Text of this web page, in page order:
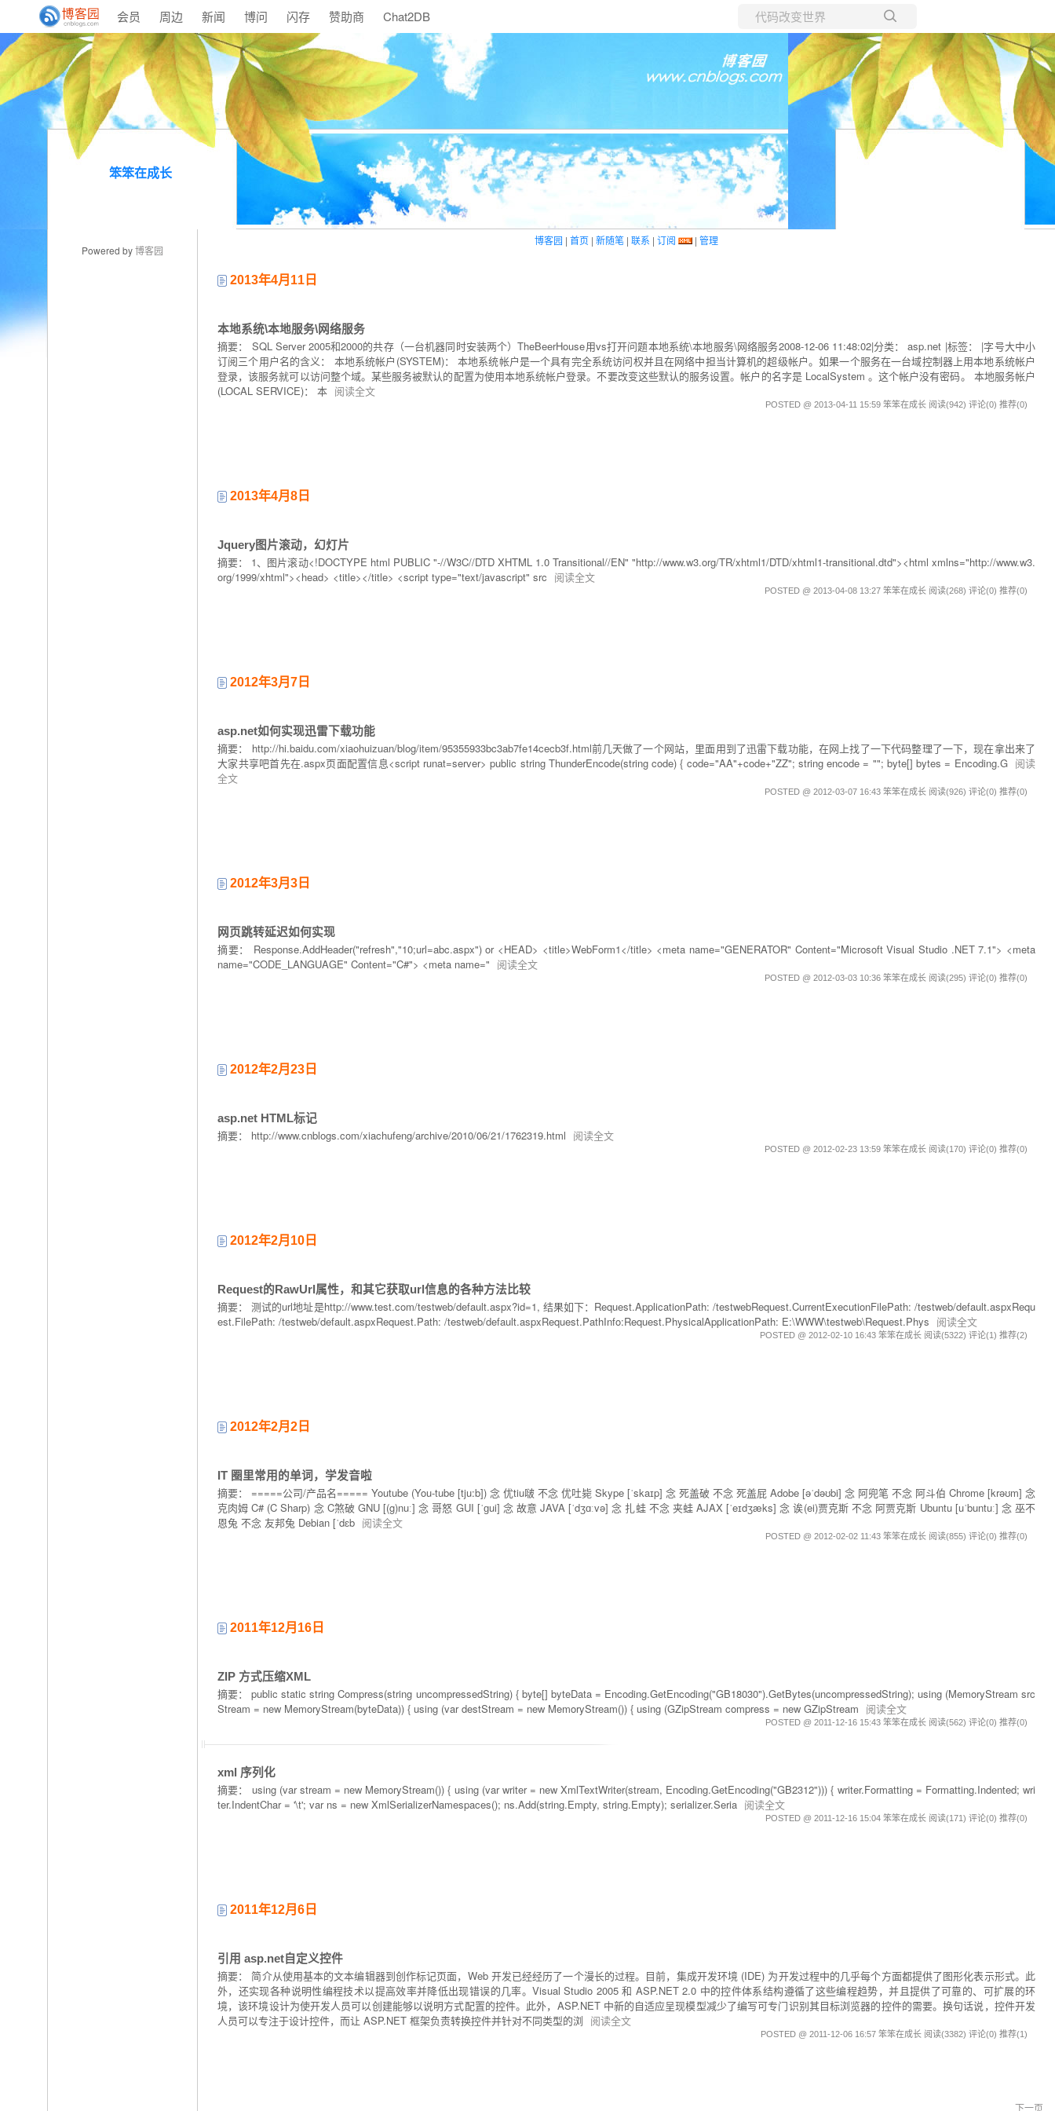
会员 周边 新闻 博问 闪存 赞助商 Chat2DB
所有博客
当前博客
笨笨在成长
Powered by博客园
博客园 | 首页 | 新随笔 | 联系 | 订阅 | 管理
2013年4月11日
本地系统\本地服务\网络服务
摘要： SQL Server 2005和2000的共存（一台机器同时安装两个）TheBeerHouse用vs打开问题本地系统\本地服务\网络服务2008-12-06 11:48:02|分类： asp.net |标签： |字号大中小
订阅三个用户名的含义： 本地系统帐户(SYSTEM)： 本地系统帐户是一个具有完全系统访问权并且在网络中担当计算机的超级帐户。如果一个服务在一台域控制器上用本地系统帐户
登录，该服务就可以访问整个域。某些服务被默认的配置为使用本地系统帐户登录。不要改变这些默认的服务设置。帐户的名字是 LocalSystem 。这个帐户没有密码。 本地服务帐户
(LOCAL SERVICE)： 本 阅读全文
POSTED @ 2013-04-11 15:59 笨笨在成长 阅读(942) 评论(0) 推荐(0)
2013年4月8日
Jquery图片滚动，幻灯片
摘要： 1、图片滚动<!DOCTYPE html PUBLIC "-//W3C//DTD XHTML 1.0 Transitional//EN" "http://www.w3.org/TR/xhtml1/DTD/xhtml1-transitional.dtd"><html xmlns="http://www.w3.
org/1999/xhtml"><head> <title></title> <script type="text/javascript" src 阅读全文
POSTED @ 2013-04-08 13:27 笨笨在成长 阅读(268) 评论(0) 推荐(0)
2012年3月7日
asp.net如何实现迅雷下载功能
摘要： http://hi.baidu.com/xiaohuizuan/blog/item/95355933bc3ab7fe14cecb3f.html前几天做了一个网站，里面用到了迅雷下载功能，在网上找了一下代码整理了一下，现在拿出来了
大家共享吧首先在.aspx页面配置信息<script runat=server> public string ThunderEncode(string code) { code="AA"+code+"ZZ"; string encode = ""; byte[] bytes = Encoding.G 阅读
全文
POSTED @ 2012-03-07 16:43 笨笨在成长 阅读(926) 评论(0) 推荐(0)
2012年3月3日
网页跳转延迟如何实现
摘要： Response.AddHeader("refresh","10;url=abc.aspx") or <HEAD> <title>WebForm1</title> <meta name="GENERATOR" Content="Microsoft Visual Studio .NET 7.1"> <meta
name="CODE_LANGUAGE" Content="C#"> <meta name=" 阅读全文
POSTED @ 2012-03-03 10:36 笨笨在成长 阅读(295) 评论(0) 推荐(0)
2012年2月23日
asp.net HTML标记
摘要： http://www.cnblogs.com/xiachufeng/archive/2010/06/21/1762319.html 阅读全文
POSTED @ 2012-02-23 13:59 笨笨在成长 阅读(170) 评论(0) 推荐(0)
2012年2月10日
Request的RawUrl属性，和其它获取url信息的各种方法比较
摘要： 测试的url地址是http://www.test.com/testweb/default.aspx?id=1, 结果如下：Request.ApplicationPath: /testwebRequest.CurrentExecutionFilePath: /testweb/default.aspxRequ
est.FilePath: /testweb/default.aspxRequest.Path: /testweb/default.aspxRequest.PathInfo:Request.PhysicalApplicationPath: E:\WWW\testweb\Request.Phys 阅读全文
POSTED @ 2012-02-10 16:43 笨笨在成长 阅读(5322) 评论(1) 推荐(2)
2012年2月2日
IT 圈里常用的单词，学发音啦
摘要： =====公司/产品名===== Youtube (You-tube [tju:b]) 念 优tiu啵 不念 优吐毙 Skype [ˈskaɪp] 念 死盖破 不念 死盖屁 Adobe [əˈdəʊbi] 念 阿兜笔 不念 阿斗伯 Chrome [krəʊm] 念
克肉姆 C# (C Sharp) 念 C煞破 GNU [(g)nuː] 念 哥怒 GUI [ˈɡui] 念 故意 JAVA [ˈdʒɑːvə] 念 扎蛙 不念 夹蛙 AJAX [ˈeɪdʒæks] 念 诶(ei)贾克斯 不念 阿贾克斯 Ubuntu [uˈbuntuː] 念 巫不
恩兔 不念 友邦兔 Debian [ˈdɛb 阅读全文
POSTED @ 2012-02-02 11:43 笨笨在成长 阅读(855) 评论(0) 推荐(0)
2011年12月16日
ZIP 方式压缩XML
摘要： public static string Compress(string uncompressedString) { byte[] byteData = Encoding.GetEncoding("GB18030").GetBytes(uncompressedString); using (MemoryStream src
Stream = new MemoryStream(byteData)) { using (var destStream = new MemoryStream()) { using (GZipStream compress = new GZipStream 阅读全文
POSTED @ 2011-12-16 15:43 笨笨在成长 阅读(562) 评论(0) 推荐(0)
xml 序列化
摘要： using (var stream = new MemoryStream()) { using (var writer = new XmlTextWriter(stream, Encoding.GetEncoding("GB2312"))) { writer.Formatting = Formatting.Indented; wri
ter.IndentChar = '\t'; var ns = new XmlSerializerNamespaces(); ns.Add(string.Empty, string.Empty); serializer.Seria 阅读全文
POSTED @ 2011-12-16 15:04 笨笨在成长 阅读(171) 评论(0) 推荐(0)
2011年12月6日
引用 asp.net自定义控件
摘要： 简介从使用基本的文本编辑器到创作标记页面，Web 开发已经经历了一个漫长的过程。目前，集成开发环境 (IDE) 为开发过程中的几乎每个方面都提供了图形化表示形式。此
外，还实现各种说明性编程技术以提高效率并降低出现错误的几率。Visual Studio 2005 和 ASP.NET 2.0 中的控件体系结构遵循了这些编程趋势，并且提供了可靠的、可扩展的环
境，该环境设计为使开发人员可以创建能够以说明方式配置的控件。此外，ASP.NET 中新的自适应呈现模型减少了编写可专门识别其目标浏览器的控件的需要。换句话说，控件开发
人员可以专注于设计控件，而让 ASP.NET 框架负责转换控件并针对不同类型的浏 阅读全文
POSTED @ 2011-12-06 16:57 笨笨在成长 阅读(3382) 评论(0) 推荐(1)
下一页